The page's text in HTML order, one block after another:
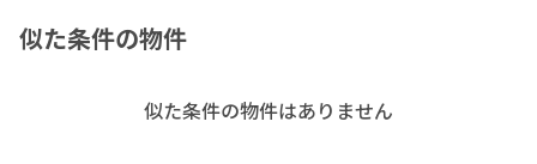
似た条件の物件
似た条件の物件はありません